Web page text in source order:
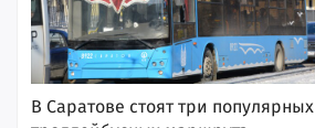
В Саратове стоят три популярных